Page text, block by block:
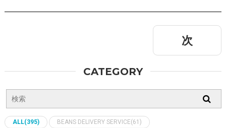
次
CATEGORY
ALL(395) BEANS DELIVERY SERVICE(61)